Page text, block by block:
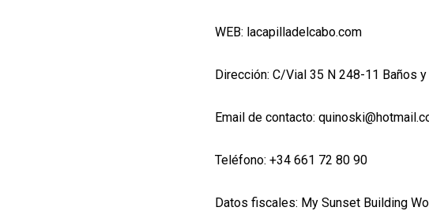
WEB: lacapilladelcabo.com
Dirección: C/Vial 35 N 248-11 Baños
Email de contacto:
Teléfono: +34 661 72 80 90
Datos fiscales: My Sunset Building